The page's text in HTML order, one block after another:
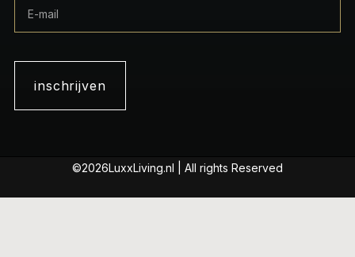
inschrijven
©2026LuxxLiving.nl | All rights Reserved